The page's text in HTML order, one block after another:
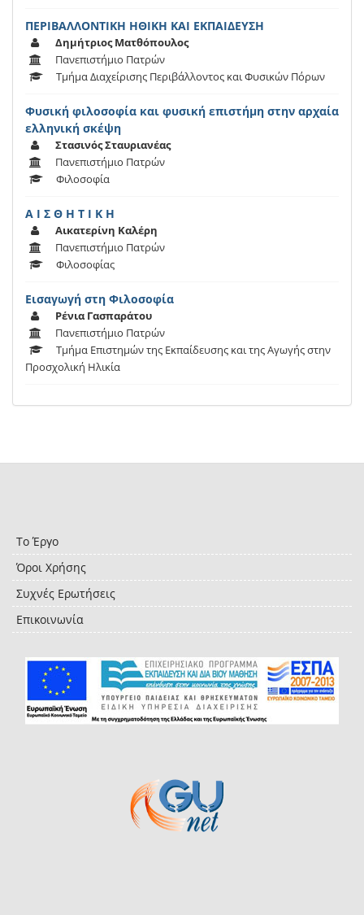
ΠΕΡΙΒΑΛΛΟΝΤΙΚΗ ΗΘΙΚΗ ΚΑΙ ΕΚΠΑΙΔΕΥΣΗ
Δημήτριος Ματθόπουλος
Πανεπιστήμιο Πατρών
Τμήμα Διαχείρισης Περιβάλλοντος και Φυσικών Πόρων
Φυσική φιλοσοφία και φυσική επιστήμη στην αρχαία
ελληνική σκέψη
Στασινός Σταυριανέας
Πανεπιστήμιο Πατρών
Φιλοσοφία
Α Ι Σ Θ Η Τ Ι Κ Η
Αικατερίνη Καλέρη
Πανεπιστήμιο Πατρών
Φιλοσοφίας
Εισαγωγή στη Φιλοσοφία
Ρένια Γασπαράτου
Πανεπιστήμιο Πατρών
Τμήμα Επιστημών της Εκπαίδευσης και της Αγωγής στην
Προσχολική Ηλικία
Το Έργο
Όροι Χρήσης
Συχνές Ερωτήσεις
Επικοινωνία